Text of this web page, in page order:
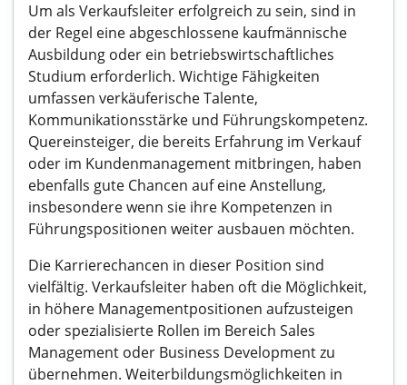
Um als Verkaufsleiter erfolgreich zu sein, sind in
der Regel eine abgeschlossene kaufmännische
Ausbildung oder ein betriebswirtschaftliches
Studium erforderlich. Wichtige Fähigkeiten
umfassen verkäuferische Talente,
Kommunikationsstärke und Führungskompetenz.
Quereinsteiger, die bereits Erfahrung im Verkauf
oder im Kundenmanagement mitbringen, haben
ebenfalls gute Chancen auf eine Anstellung,
insbesondere wenn sie ihre Kompetenzen in
Führungspositionen weiter ausbauen möchten.
Die Karrierechancen in dieser Position sind
vielfältig. Verkaufsleiter haben oft die Möglichkeit,
in höhere Managementpositionen aufzusteigen
oder spezialisierte Rollen im Bereich Sales
Management oder Business Development zu
übernehmen. Weiterbildungsmöglichkeiten in